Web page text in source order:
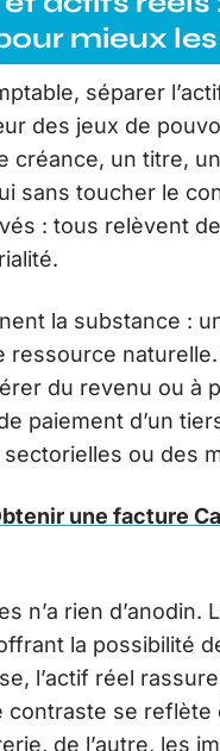
mieux
séparer
des jeux de
créance, un titre,
sans toucher le
: tous relèvent
la substance :
du revenu ou à
paiement d’un
ou des
une facture
n’a rien d’anodin.
la possibilité
l’actif réel
contraste se
de l’autre, les